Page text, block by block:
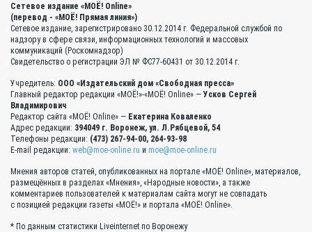
Сетевое издание «МОЁ! Online»
(перевод - «МОЁ! Прямая линия»)
Сетевое издание, зарегистрировано 30.12.2014 г. Федеральной службой по
надзору в сфере связи, информационных технологий и массовых
коммуникаций (Роскомнадзор)
Свидетельство о регистрации ЭЛ № ФС77-60431 от 30.12.2014 г.
Учредитель: ООО «Издательский дом «Свободная пресса»
Главный редактор редакции «МОЁ!»-«МОЁ! Online» — Усков Сергей
Владимирович
Редактор сайта «МОЁ! Online» — Екатерина Коваленко
Адрес редакции: 394049 г. Воронеж, ул. Л.Рябцевой, 54
Телефоны редакции: (473) 267-94-00, 264-93-98
E-mail редакции: web@moe-online.ru и moe@moe-online.ru
Мнения авторов статей, опубликованных на портале «МОЁ! Online», материалов,
размещённых в разделах «Мнения», «Народные новости», а также
комментариев пользователей к материалам сайта могут не совпадать
с позицией редакции газеты «МОЁ!» и портала «МОЁ! Online».
* По данным статистики Liveinternet по Воронежу